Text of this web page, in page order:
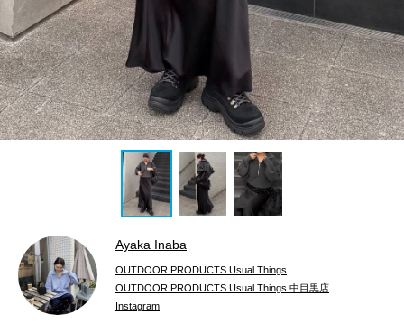
Ayaka Inaba
OUTDOOR PRODUCTS Usual Things
OUTDOOR PRODUCTS Usual Things 中目黒店
Instagram